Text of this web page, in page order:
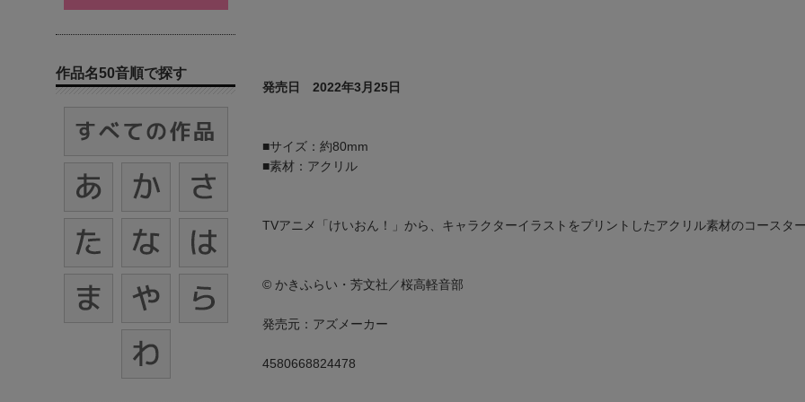
発売日 2022年3月25日
■サイズ：約80mm
■素材：アクリル
TVアニメ「けいおん！」から、キャラクターイラストをプリントしたアクリル素材のコースター
© かきふらい・芳文社／桜高軽音部
発売元：アズメーカー
4580668824478
作品名50音順で探す